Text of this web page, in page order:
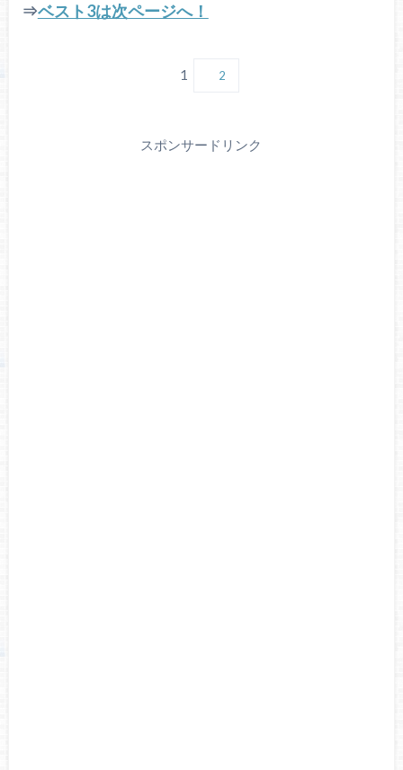
⇒ベスト3は次ページへ！
1 2
スポンサードリンク